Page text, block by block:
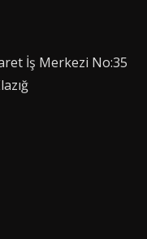
İş Merkezi No:35